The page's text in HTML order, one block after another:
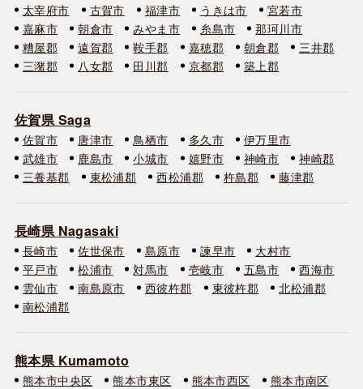
太宰府市
古賀市 福津市 うきは市
宮若市
嘉麻市
朝倉市 みやま市 糸島市
那珂川市
糟屋郡
遠賀郡 鞍手郡 嘉穂郡 朝倉郡
三井郡
三潴郡
八女郡 田川郡 京都郡 築上郡
佐賀県 Saga
佐賀市 唐津市 鳥栖市 多久市
伊万里市
武雄市
鹿島市 小城市 嬉野市 神崎市
神崎郡
三養基郡
東松浦郡 西松浦郡 杵島郡 藤津郡
長崎県 Nagasaki
長崎市 佐世保市 島原市 諫早市
大村市
平戸市
松浦市 対馬市 壱岐市 五島市
西海市
雲仙市
南島原市 西彼杵郡 東彼杵郡
北松浦郡
南松浦郡
熊本県 Kumamoto
熊本市中央区 熊本市東区 熊本市西区
熊本市南区